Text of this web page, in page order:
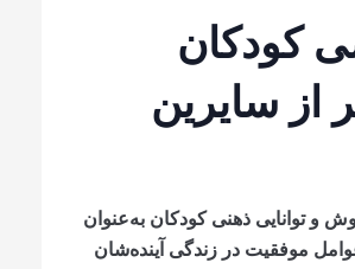
کودکان
از سایرین
و توانایی ذهنی کودکان به‌عنوان
موفقیت در زندگی آینده‌شان